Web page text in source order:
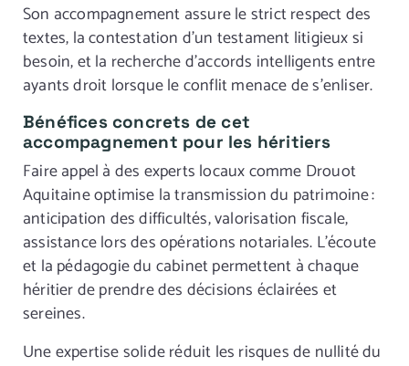
Son accompagnement assure le strict respect des
textes, la contestation d’un testament litigieux si
besoin, et la recherche d’accords intelligents entre
ayants droit lorsque le conflit menace de s’enliser.
Bénéfices concrets de cet
accompagnement pour les héritiers
Faire appel à des experts locaux comme Drouot
Aquitaine optimise la transmission du patrimoine :
anticipation des difficultés, valorisation fiscale,
assistance lors des opérations notariales. L’écoute
et la pédagogie du cabinet permettent à chaque
héritier de prendre des décisions éclairées et
sereines.
Une expertise solide réduit les risques de nullité du